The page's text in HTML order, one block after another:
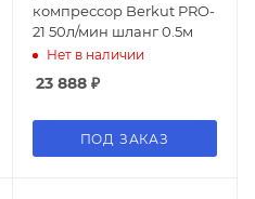
компрессор Berkut PRO-
21 50л/мин шланг 0.5м
Нет в наличии
23 888₽
ПОД ЗАКАЗ